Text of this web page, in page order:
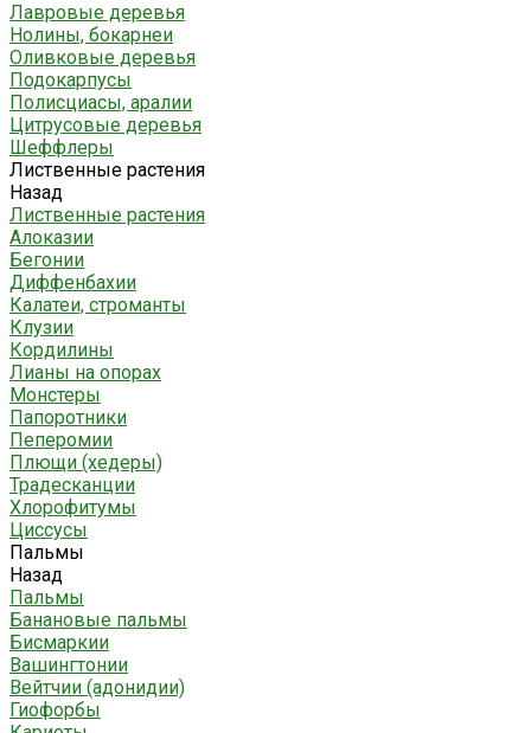
Лавровые деревья
Нолины, бокарнеи
Оливковые деревья
Подокарпусы
Полисциасы, аралии
Цитрусовые деревья
Шеффлеры
Лиственные растения
Назад
Лиственные растения
Алоказии
Бегонии
Диффенбахии
Калатеи, строманты
Клузии
Кордилины
Лианы на опорах
Монстеры
Папоротники
Пеперомии
Плющи (хедеры)
Традесканции
Хлорофитумы
Циссусы
Пальмы
Назад
Пальмы
Банановые пальмы
Бисмаркии
Вашингтонии
Вейтчии (адонидии)
Гиофорбы